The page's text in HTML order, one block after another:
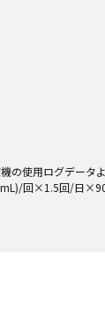
使用ログデータ
回×1.5回/日